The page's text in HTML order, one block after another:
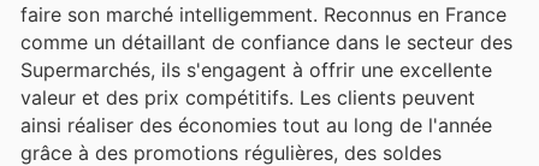
faire son marché intelligemment. Reconnus en France
comme un détaillant de confiance dans le secteur des
Supermarchés, ils s'engagent à offrir une excellente
valeur et des prix compétitifs. Les clients peuvent
ainsi réaliser des économies tout au long de l'année
grâce à des promotions régulières, des soldes